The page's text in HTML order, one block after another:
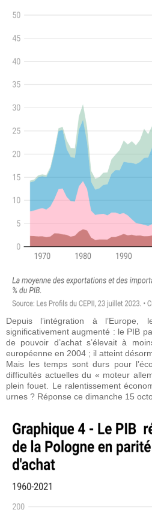
Depuis l’intégration à
significativement augmenté : le PIB
de pouvoir d’achat s’élevait à
européenne en 2004 ; il atteint
Mais les temps sont durs pour
difficultés actuelles du « moteur
plein fouet. Le ralentissement
urnes ? Réponse ce dimanche 15